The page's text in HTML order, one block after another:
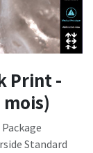
Print -
Standard